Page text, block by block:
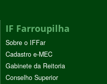
IF Farroupilha
Sobre o IFFar
Cadastro e-MEC
Gabinete da Reitoria
Conselho Superior